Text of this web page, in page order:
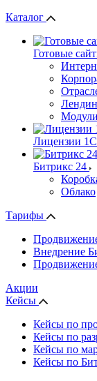
Каталог
Готовые
Модули
Лицензии
Битрикс 24
Облако
Тарифы
Внедрение
Акции
Кейсы
Кейсы по
Кейсы по
Кейсы по
Кейсы по